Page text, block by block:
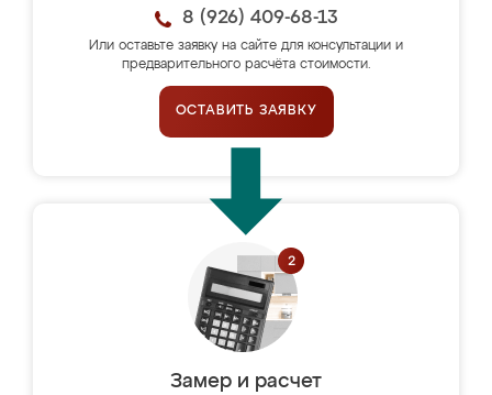
8 (926) 409-68-13
Или оставьте заявку на сайте для консультации и
предварительного расчёта стоимости.
ОСТАВИТЬ ЗАЯВКУ
Замер и расчет